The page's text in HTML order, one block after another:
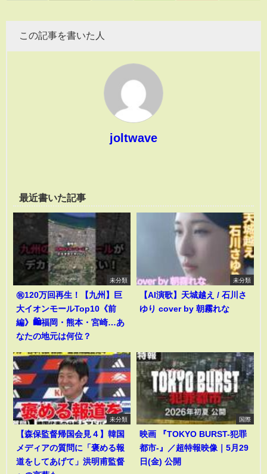
この記事を書いた人
joltwave
最近書いた記事
未分類
㊗️120万回再生！【九州】巨
大イオンモールTop10《前
編》🛍️福岡・熊本・宮崎…あ
なたの地元は何位？
未分類
【AI演歌】天城越え / 石川さ
ゆり cover by 朝霧れな
未分類
【森保監督帰国会見４】韓国
メディアの質問に「褒める報
道をしてあげて」洪明甫監督
国際
映画 『TOKYO BURST-犯罪
都市-』／超特報映像｜5月29
日(金) 公開